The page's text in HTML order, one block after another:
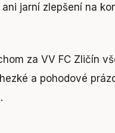
jarní zlepšení na
za VV FC Zličín
a pohodové